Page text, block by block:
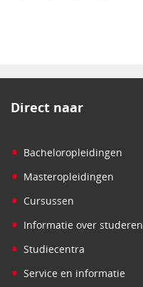
Direct naar
• Bacheloropleidingen
• Masteropleidingen
• Cursussen
• Informatie over studeren
• Studiecentra
• Service en informatie